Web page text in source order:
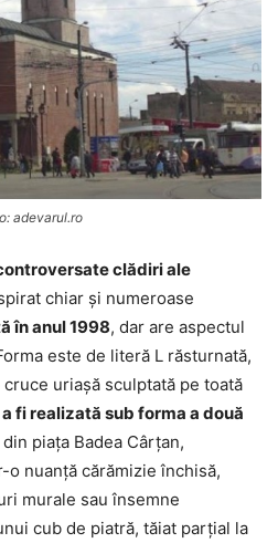
adevarul.ro
clădiri ale
chiar și numeroase
în anul 1998, dar are aspectul
este de literă L răsturnată,
uriașă sculptată pe toată
fi realizată sub forma a două
piața Badea Cârțan,
nuanță cărămizie închisă,
murale sau însemne
cub de piatră, tăiat parțial la